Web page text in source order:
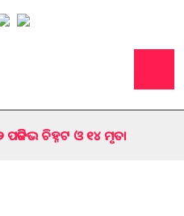
ପଜିଟିଭ ଚିହ୍ନଟ ଓ ୧୪ ମୃତ।